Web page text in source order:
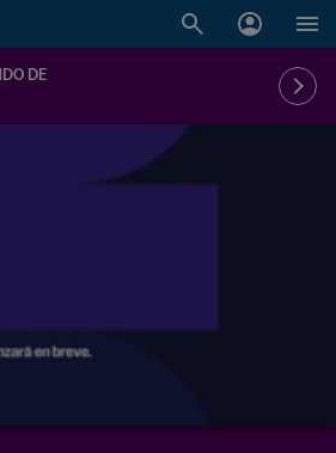
DE